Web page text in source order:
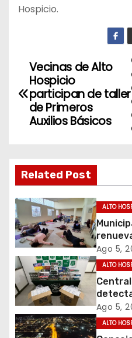
Hospicio.
N
a
g
a
c
i
ó
n
d
Vecinas de Alto
Hospicio
participan de taller
de Primeros
Auxilios Básicos
Related Post
ALTO
de
Ago 5,
ALTO
Ago 5,
ALTO